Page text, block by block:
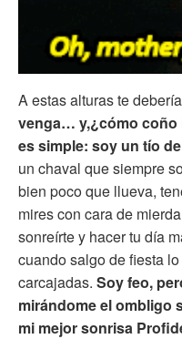
A estas alturas te
venga… y,¿cómo coño
es simple: soy un tío
un chaval que siempre
bien poco que llueva,
mires con cara de
sonreírte y hacer tu día
cuando salgo de fiesta
carcajadas. Soy feo,
mirándome el ombligo
mi mejor sonrisa